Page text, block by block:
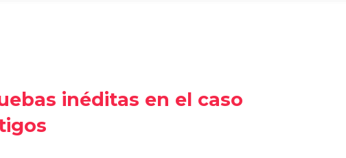
inéditas en el caso